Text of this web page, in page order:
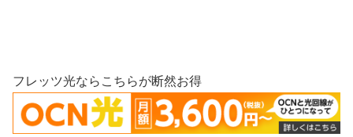
フレッツ光ならこちらが断然お得